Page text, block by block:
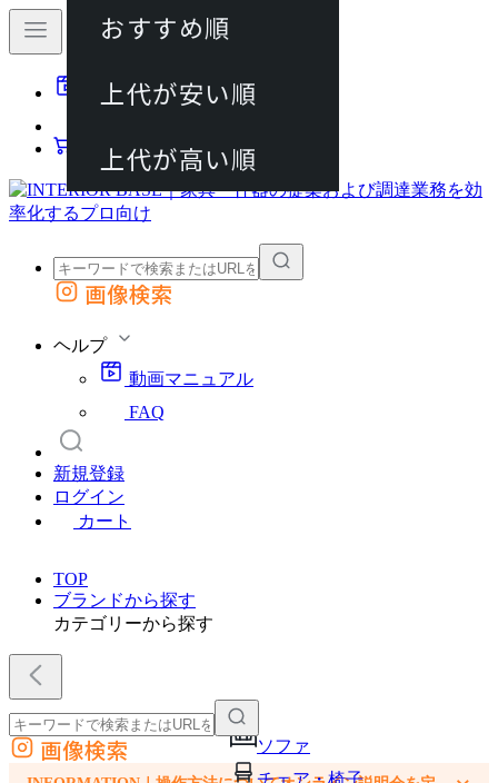
動画マニュアル
カート
外部サイトの商品をカートに追加
画像検索
ヘルプ
動画マニュアル
FAQ
新規登録
ログイン
カート
TOP
ブランドから探す
カテゴリーから探す
ソファ
チェア・椅子
外部サイトの商品をカートに追加
画像検索
おすすめ順
上代が安い順
上代が高い順